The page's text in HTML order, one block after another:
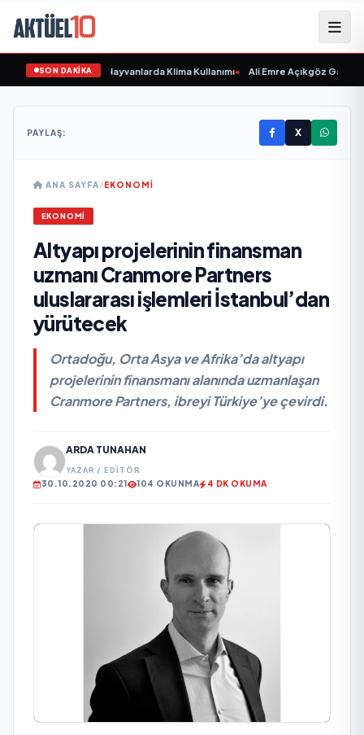
SON DAKİKA
Etmeyin: Evcil Hayvanlarda Klima Kullanımı• Ali Emre Açıkgöz Galimidi,
PAYLAŞ: X
ANA SAYFA/EKONOMI
EKONOMI
Altyapı projelerinin finansman
uzmanı Cranmore Partners
uluslararası işlemleri İstanbul’dan
yürütecek
Ortadoğu, Orta Asya ve Afrika’da altyapı
projelerinin finansmanı alanında uzmanlaşan
Cranmore Partners, ibreyi Türkiye’ye çevirdi.
ARDA TUNAHAN
YAZAR / EDITÖR
30.10.2020 00:21 104 OKUNMA 4 DK OKUMA